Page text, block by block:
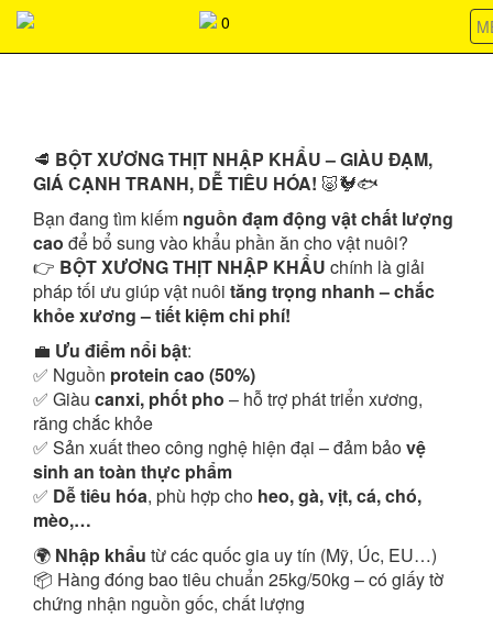
0
🥩 BỘT XƯƠNG THỊT NHẬP KHẨU – GIÀU ĐẠM,
GIÁ CẠNH TRANH, DỄ TIÊU HÓA! 🐷🐓🐟
Bạn đang tìm kiếm nguồn đạm động vật chất lượng
cao để bổ sung vào khẩu phần ăn cho vật nuôi?
👉 BỘT XƯƠNG THỊT NHẬP KHẨU chính là giải
pháp tối ưu giúp vật nuôi tăng trọng nhanh – chắc
khỏe xương – tiết kiệm chi phí!
💼 Ưu điểm nổi bật:
✅ Nguồn protein cao (50%)
✅ Giàu canxi, phốt pho – hỗ trợ phát triển xương,
răng chắc khỏe
✅ Sản xuất theo công nghệ hiện đại – đảm bảovệ
sinh an toàn thực phẩm
✅ Dễ tiêu hóa, phù hợp cho heo, gà, vịt, cá, chó,
mèo,…
🌍 Nhập khẩu từ các quốc gia uy tín (Mỹ, Úc, EU…)
📦 Hàng đóng bao tiêu chuẩn 25kg/50kg – có giấy tờ
chứng nhận nguồn gốc, chất lượng